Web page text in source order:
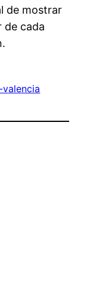
de mostrar
de cada
valencia